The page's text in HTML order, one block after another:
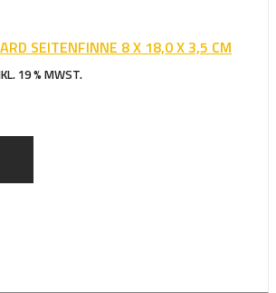
SEITENFINNE 8 X 18,0 X 3,5 CM
€.
19 % MWST.